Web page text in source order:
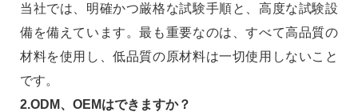
当社では、明確かつ厳格な試験手順と、高度な試験設
備を備えています。最も重要なのは、すべて高品質の
材料を使用し、低品質の原材料は一切使用しないこと
です。
2.ODM、OEMはできますか？